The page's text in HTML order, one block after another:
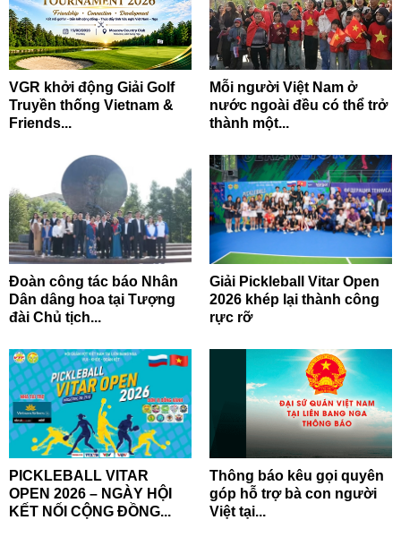
VGR khởi động Giải Golf
Truyền thống Vietnam &
Friends...
Mỗi người Việt Nam ở
nước ngoài đều có thể trở
thành một...
Đoàn công tác báo Nhân
Dân dâng hoa tại Tượng
đài Chủ tịch...
Giải Pickleball Vitar Open
2026 khép lại thành công
rực rỡ
PICKLEBALL VITAR
OPEN 2026 – NGÀY HỘI
KẾT NỐI CỘNG ĐỒNG...
Thông báo kêu gọi quyên
góp hỗ trợ bà con người
Việt tại...